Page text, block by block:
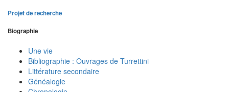
Projet de recherche
Biographie
Une vie
Bibliographie : Ouvrages de Turrettini
Littérature secondaire
Généalogie